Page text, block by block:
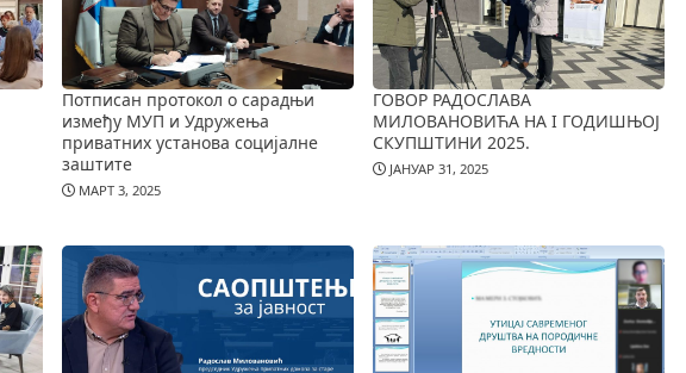
Потписан протокол о сарадњи
између МУП и Удружења
приватних установа социјалне
заштите
МАРТ 3, 2025
ГОВОР РАДОСЛАВА
МИЛОВАНОВИЋА НА I ГОДИШЊОЈ
СКУПШТИНИ 2025.
ЈАНУАР 31, 2025